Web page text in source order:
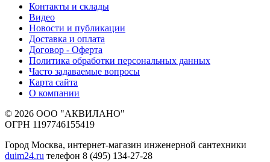
Контакты и склады
Видео
Новости и публикации
Доставка и оплата
Договор - Оферта
Политика обработки персональных данных
Часто задаваемые вопросы
Карта сайта
О компании
© 2026 ООО "АКВИЛАНО"
ОГРН 1197746155419
Город Москва, интернет-магазин инженерной сантехники
duim24.ru телефон 8 (495) 134-27-28